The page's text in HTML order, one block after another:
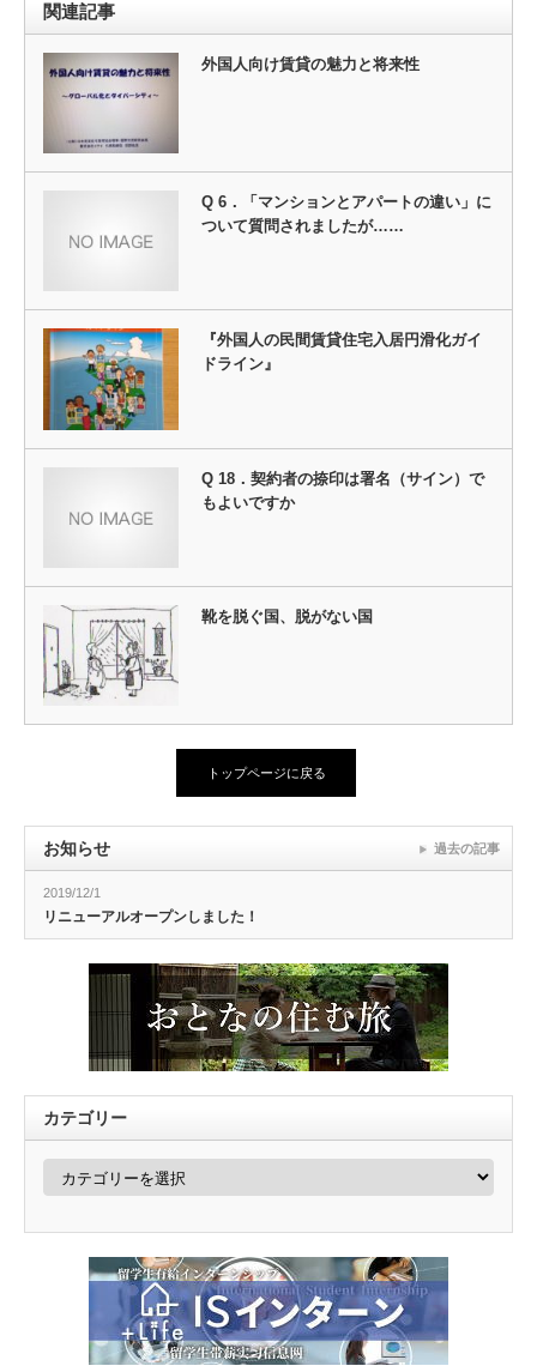
関連記事
外国人向け賃貸の魅力と将来性
Q 6．「マンションとアパートの違い」に
ついて質問されましたが……
『外国人の民間賃貸住宅入居円滑化ガイ
ドライン』
Q 18．契約者の捺印は署名（サイン）で
もよいですか
靴を脱ぐ国、脱がない国
トップページに戻る
お知らせ
2019/12/1
リニューアルオープンしました！
過去の記事
カテゴリー
カ
ー